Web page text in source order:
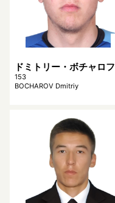
ドミトリー・ボチャロフ
153
BOCHAROV Dmitriy